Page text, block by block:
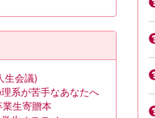
生会議)
系が苦手なあなたへ
生寄贈本